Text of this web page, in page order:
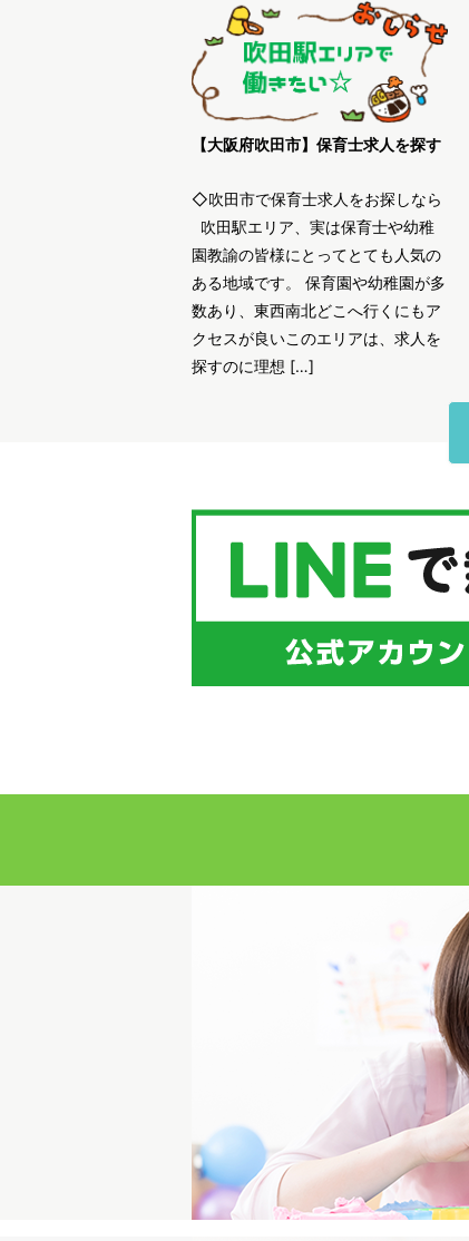
【大阪府吹田市】保育士求人を探す
◇吹田市で保育士求人をお探しなら
吹田駅エリア、実は保育士や幼稚
園教諭の皆様にとってとても人気の
ある地域です。 保育園や幼稚園が多
数あり、東西南北どこへ行くにもア
クセスが良いこのエリアは、求人を
探すのに理想 […]